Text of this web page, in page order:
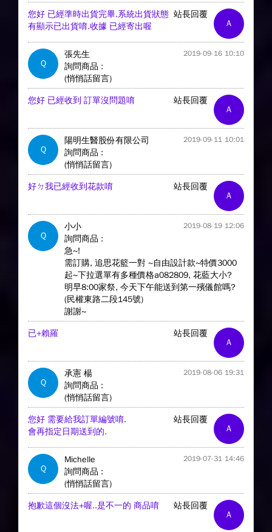
A
站長回覆
您好 已經準時出貨完畢.系統出貨狀態
有顯示已出貨唷.收據 已經寄出喔
Q
張先生 2019-09-16 10:10
詢問商品 :
(悄悄話留言)
A
站長回覆
您好 已經收到 訂單沒問題唷
Q
陽明生醫股份有限公司 2019-09-11 10:01
詢問商品 :
(悄悄話留言)
A
站長回覆
好ㄉ我已經收到花款唷
Q
小小 2019-08-19 12:06
詢問商品 :
急~!
需訂購, 追思花籃一對 ~自由設計款~特價3000
起~下拉選單有多種價格a082809, 花藍大小?
明早8:00家祭, 今天下午能送到第一殯儀館嗎?
(民權東路二段145號)
謝謝~
A
站長回覆
已+賴羅
Q
承憲 楊 2019-08-06 19:31
詢問商品 :
(悄悄話留言)
A
站長回覆
您好 需要給我訂單編號唷.
會再指定日期送到的.
Q
Michelle 2019-07-31 14:46
詢問商品 :
(悄悄話留言)
A
站長回覆
抱歉這個沒法+喔..是不一的 商品唷